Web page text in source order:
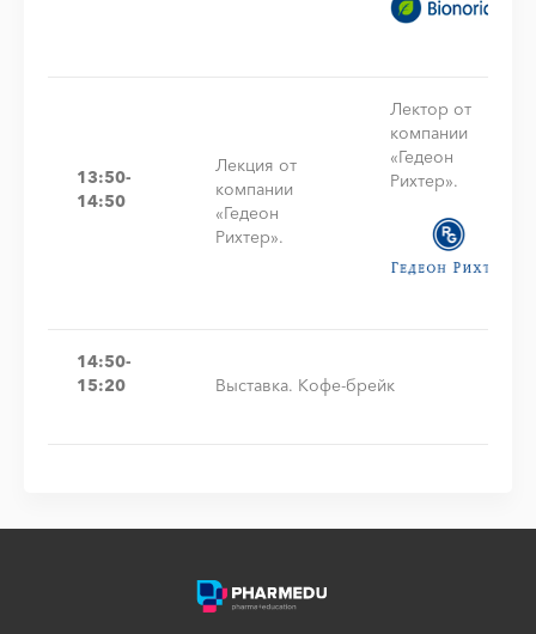
13:50-
14:50
Лекция от
компании
«Гедеон
Рихтер».
Лектор от
компании
«Гедеон
Рихтер».
14:50-
15:20
Выставка. Кофе-брейк